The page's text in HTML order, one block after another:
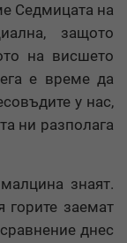
Седмицата на
защото
на висшето
е време да
у нас,
ни разполага
знаят.
горите заемат
днес